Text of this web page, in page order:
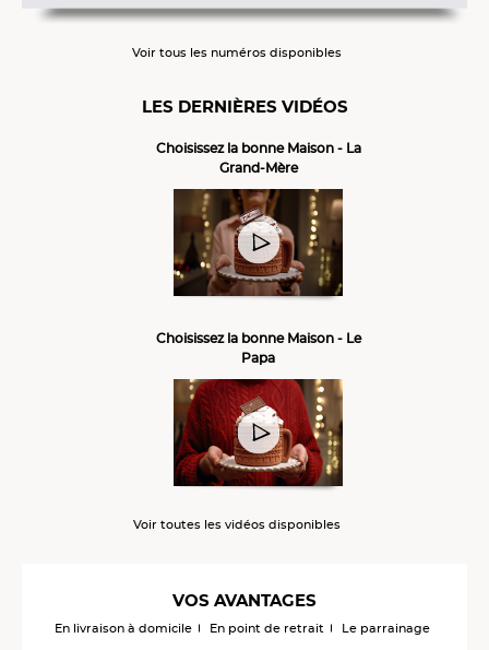
Voir tous les numéros disponibles
LES DERNIÈRES VIDÉOS
Choisissez la bonne Maison - La
Grand-Mère
Choisissez la bonne Maison - Le
Papa
Voir toutes les vidéos disponibles
VOS AVANTAGES
En livraison à domicile En point de retrait Le parrainage